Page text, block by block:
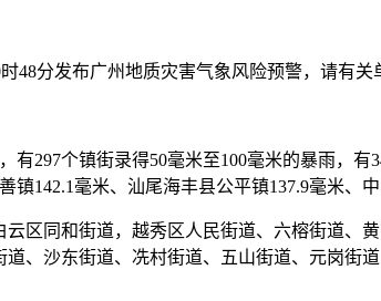
48分发布广州地质灾害气象风险预警，请有关
个镇街录得50毫米至100毫米的暴雨，有
142.1毫米、汕尾海丰县公平镇137.9毫米、中
同和街道，越秀区人民街道、六榕街道、
、沙东街道、冼村街道、五山街道、元岗街